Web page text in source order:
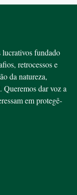
fundado
retrocessos e
da natureza,
dar voz a
em protegê-